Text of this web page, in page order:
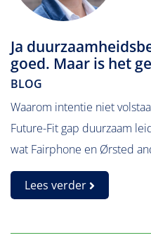
Ja
goed. Maar is het
BLOG
Waarom intentie niet
Future-Fit gap duurzaam
wat Fairphone en Ørsted
Lees verder